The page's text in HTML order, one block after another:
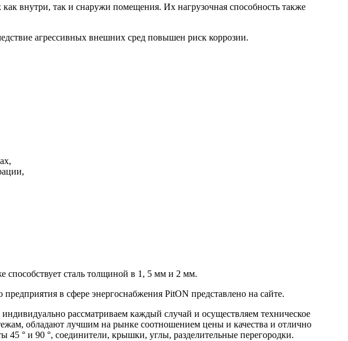
внутри, так и снаружи помещения. Их нагрузочная способность также
агрессивных внешних сред повышен риск коррозии.
сталь толщиной в 1, 5 мм и 2 мм.
в сфере энергоснабжения PitON представлено на сайте.
рассматриваем каждый случай и осуществляем техническое
обладают лучшим на рынке соотношением цены и качества и отлично
45 ° и 90 °, соединители, крышки, углы, разделительные перегородки.